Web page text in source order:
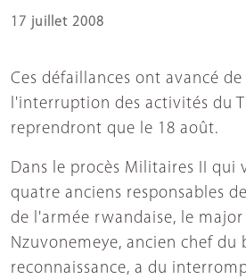
17 juillet 2008
Ces défaillances ont avancé
l'interruption des activités du
reprendront que le 18 août.
Dans le procès Militaires II qui
quatre anciens responsables
de l'armée rwandaise, le major
Nzuvonemeye, ancien chef du
reconnaissance, a du